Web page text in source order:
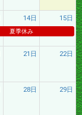
夏季休み
14日 15日
21日 22日
28日 29日